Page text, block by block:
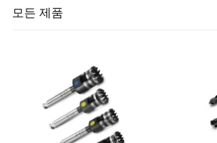
회사 소개
모든 제품